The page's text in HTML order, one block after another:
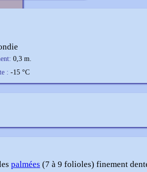
0,3 m.
: -15 °C
palmées (7 à 9 folioles) finement